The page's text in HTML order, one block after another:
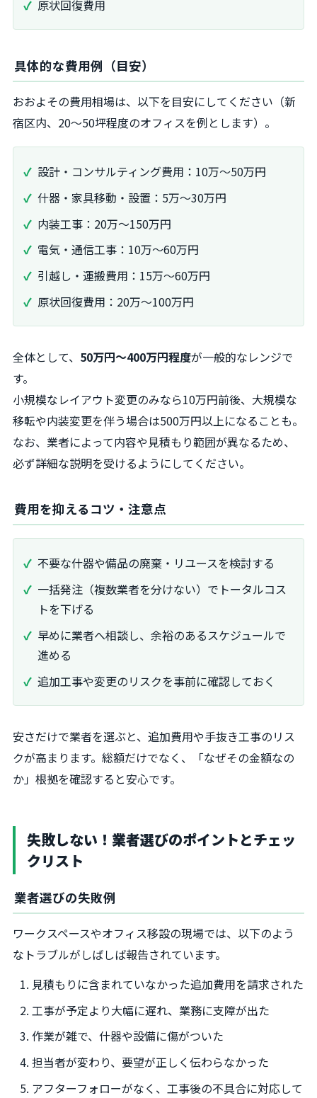
原状回復費用
具体的な費用例（目安）
おおよその費用相場は、以下を目安にしてください（新
宿区内、20〜50坪程度のオフィスを例とします）。
設計・コンサルティング費用：10万〜50万円
什器・家具移動・設置：5万〜30万円
内装工事：20万〜150万円
電気・通信工事：10万〜60万円
引越し・運搬費用：15万〜60万円
原状回復費用：20万〜100万円
全体として、 50万円〜400万円程度が一般的なレンジで
す。
小規模なレイアウト変更のみなら10万円前後、大規模な
移転や内装変更を伴う場合は500万円以上になることも。
なお、業者によって内容や見積もり範囲が異なるため、
必ず詳細な説明を受けるようにしてください。
費用を抑えるコツ・注意点
不要な什器や備品の廃棄・リユースを検討する
一括発注（複数業者を分けない）でトータルコス
トを下げる
早めに業者へ相談し、余裕のあるスケジュールで
進める
追加工事や変更のリスクを事前に確認しておく
安さだけで業者を選ぶと、追加費用や手抜き工事のリス
クが高まります。総額だけでなく、「なぜその金額なの
か」根拠を確認すると安心です。
失敗しない！業者選びのポイントとチェッ
クリスト
業者選びの失敗例
ワークスペースやオフィス移設の現場では、以下のよう
なトラブルがしばしば報告されています。
見積もりに含まれていなかった追加費用を請求された
工事が予定より大幅に遅れ、業務に支障が出た
作業が雑で、什器や設備に傷がついた
担当者が変わり、要望が正しく伝わらなかった
アフターフォローがなく、工事後の不具合に対応して